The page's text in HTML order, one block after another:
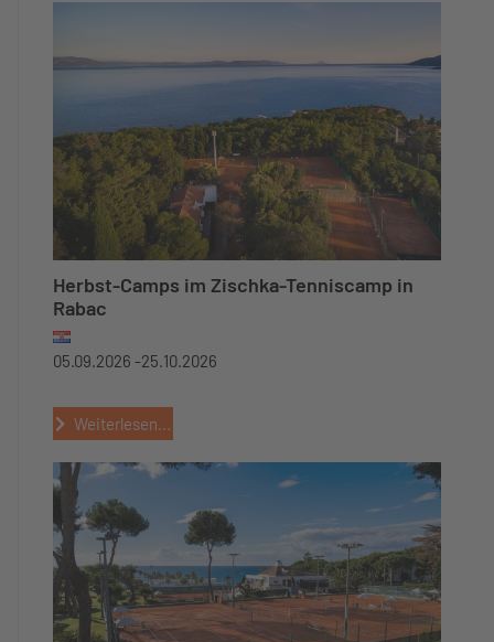
Herbst-Camps im Zischka-Tenniscamp in
Rabac
05.09.2026 -25.10.2026
Weiterlesen...